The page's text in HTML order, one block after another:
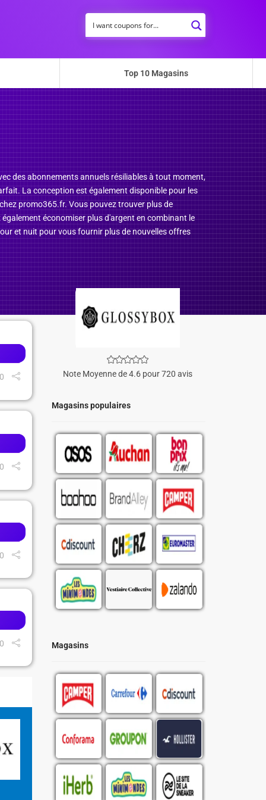
Top 10 Magasins
des abonnements annuels résiliables à tout moment,
La conception est également disponible pour les
promo365.fr. Vous pouvez trouver plus de
économiser plus d'argent en combinant le
et nuit pour vous fournir plus de nouvelles offres
Note Moyenne de 4.6 pour 720 avis
Magasins populaires
Magasins